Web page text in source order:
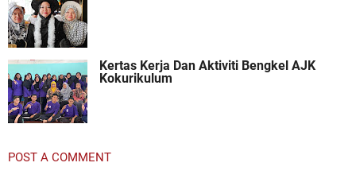
Kertas Kerja Dan Aktiviti Bengkel AJK
Kokurikulum
POST A COMMENT